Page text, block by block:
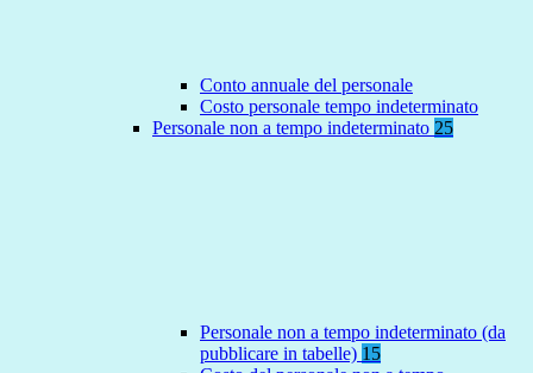
Conto annuale del personale
Costo personale tempo indeterminato
Personale non a tempo indeterminato 25
Personale non a tempo indeterminato (da
pubblicare in tabelle) 15